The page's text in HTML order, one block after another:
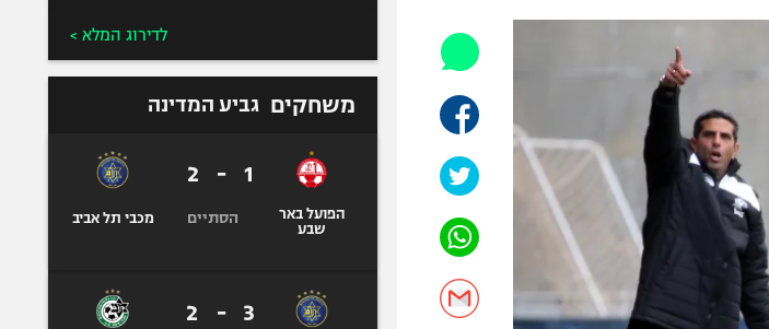
לדירוג המלא >
משחקים גביע המדינה
הפועל באר
שבע
1
-
2
הסתיים מכבי תל אביב
3
-
2